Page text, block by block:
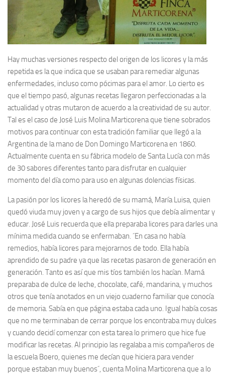
Hay muchas versiones respecto del origen de los licores y la más
repetida es la que indica que se usaban para remediar algunas
enfermedades, incluso como pócimas para el amor. Lo cierto es
que el tiempo pasó, algunas recetas llegaron perfeccionadas a la
actualidad y otras mutaron de acuerdo a la creatividad de su autor.
Tal es el caso de José Luis Molina Marticorena que tiene sobrados
motivos para continuar con esta tradición familiar que llegó a la
Argentina de la mano de Don Domingo Marticorena en 1860.
Actualmente cuenta en su fábrica modelo de Santa Lucía con más
de 30 sabores diferentes tanto para disfrutar en cualquier
momento del día como para uso en algunas dolencias físicas.
La pasión por los licores la heredó de su mamá, María Luisa, quien
quedó viuda muy joven y a cargo de sus hijos que debía alimentar y
educar. José Luis recuerda que ella preparaba licores para darles una
mínima medida cuando se enfermaban. ´En casa no había
remedios, había licores para mejorarnos de todo. Ella había
aprendido de su padre ya que las recetas pasaron de generación en
generación. Tanto es así que mis tíos también los hacían. Mamá
preparaba de dulce de leche, chocolate, café, mandarina, y muchos
otros que tenía anotados en un viejo cuaderno familiar que conocía
de memoria. Sabía en que página estaba cada uno. Igual había cosas
que no me terminaban de cerrar porque los encontraba muy dulces
y cuando decidí comenzar con esta tarea lo primero que hice fue
modificar las recetas. Al principio las regalaba a mis compañeros de
la escuela Boero, quienes me decían que hiciera para vender
porque estaban muy buenos´, cuenta Molina Marticorena que a lo